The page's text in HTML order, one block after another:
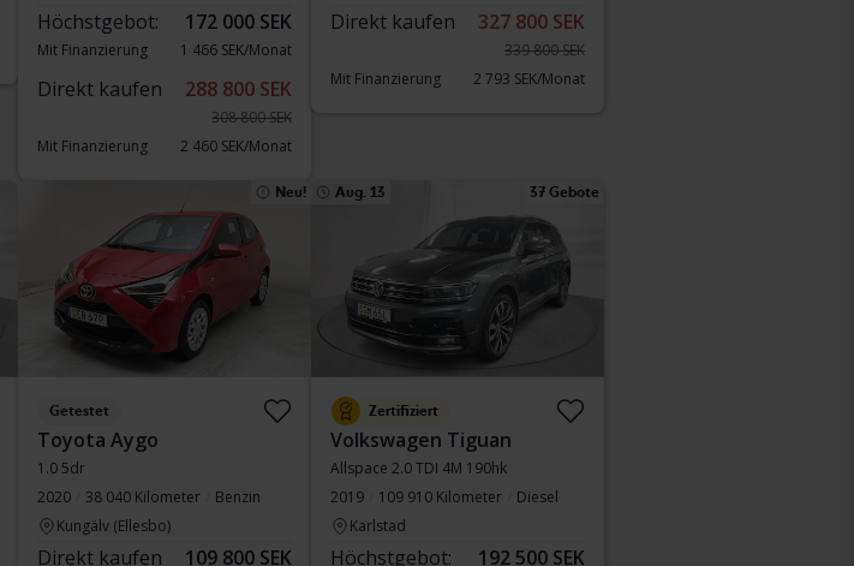
Höchstgebot: 172 000 SEK
Mit Finanzierung 1 466 SEK/Monat
Direkt kaufen 288 800 SEK
308 800 SEK
Mit Finanzierung
2 460 SEK/Monat
Direkt kaufen 327 800 SEK
339 800 SEK
Mit Finanzierung
2 793 SEK/Monat
Neu!
Getestet
Toyota Aygo
1.0 5dr
2020
38 040 Kilometer
Benzin
Kungälv (Ellesbo)
Direkt kaufen 109 800 SEK
Aug. 13 37 Gebote
Zertifiziert
Volkswagen Tiguan
Allspace 2.0 TDI 4M 190hk
2019
109 910 Kilometer
Diesel
Karlstad
Höchstgebot: 192 500 SEK